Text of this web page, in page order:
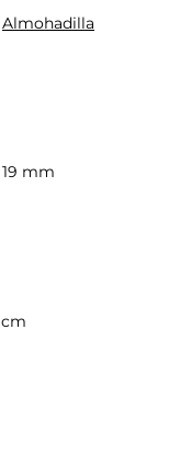
Almohadilla
19 mm
cm